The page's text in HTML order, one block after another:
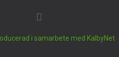
i samarbete med KalbyNet